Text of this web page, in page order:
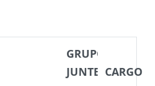
GRUPO
JUNTEROCARGO